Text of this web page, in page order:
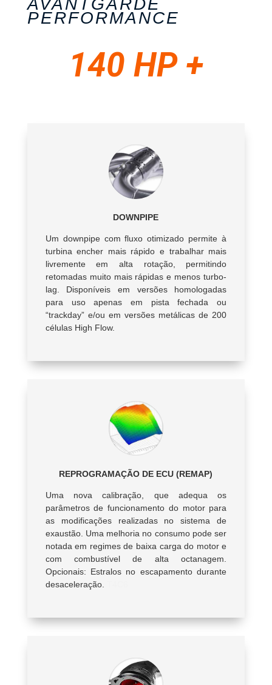
PERFORMANCE
140 HP +
DOWNPIPE
Um downpipe com fluxo otimizado permite à
turbina encher mais rápido e trabalhar mais
livremente em alta rotação, permitindo
retomadas muito mais rápidas e menos turbo-
lag. Disponíveis em versões homologadas
para uso apenas em pista fechada ou
“trackday” e/ou em versões metálicas de 200
células High Flow.
REPROGRAMAÇÃO DE ECU (REMAP)
Uma nova calibração, que adequa os
parâmetros de funcionamento do motor para
as modificações realizadas no sistema de
exaustão. Uma melhoria no consumo pode ser
notada em regimes de baixa carga do motor e
com combustível de alta octanagem.
Opcionais: Estralos no escapamento durante
desaceleração.